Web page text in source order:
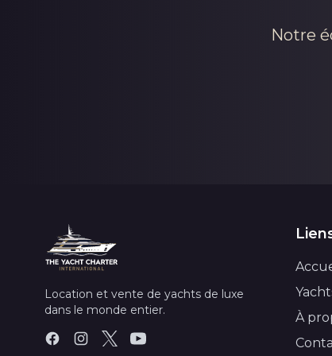
Notre
Location et vente de yachts de luxe
dans le monde entier.
À